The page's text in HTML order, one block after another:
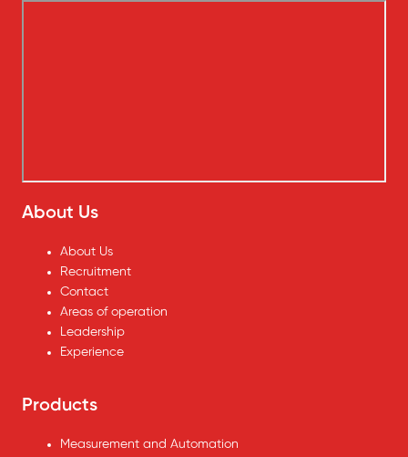
About Us
About Us
Recruitment
Contact
Areas of operation
Leadership
Experience
Products
Measurement and Automation